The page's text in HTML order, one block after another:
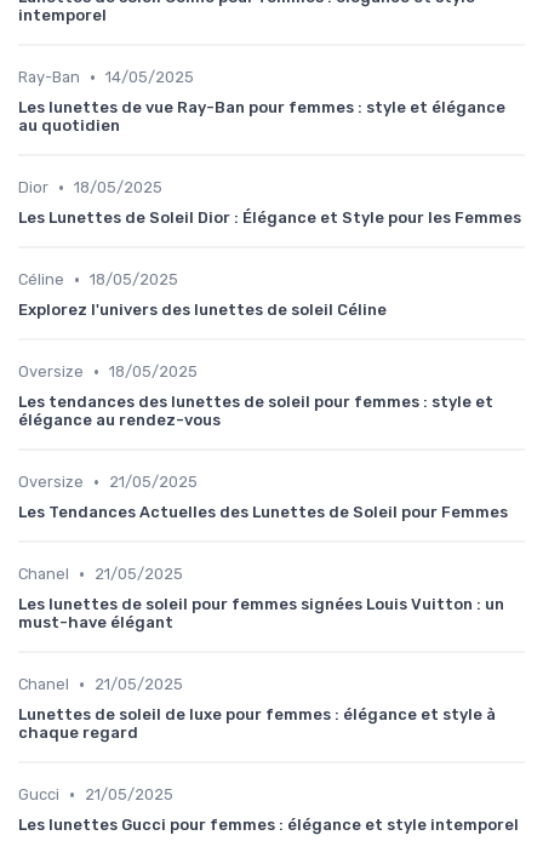
intemporel
Ray-Ban • 14/05/2025
Les lunettes de vue Ray-Ban pour femmes : style et élégance
au quotidien
Dior • 18/05/2025
Les Lunettes de Soleil Dior : Élégance et Style pour les Femmes
Céline • 18/05/2025
Explorez l'univers des lunettes de soleil Céline
Oversize • 18/05/2025
Les tendances des lunettes de soleil pour femmes : style et
élégance au rendez-vous
Oversize •
21/05/2025
Les Tendances Actuelles des Lunettes de Soleil pour Femmes
Chanel •
21/05/2025
Les lunettes de soleil pour femmes signées Louis Vuitton : un
must-have élégant
Chanel •
21/05/2025
Lunettes de soleil de luxe pour femmes : élégance et style à
chaque regard
Gucci •
21/05/2025
Les lunettes Gucci pour femmes : élégance et style intemporel